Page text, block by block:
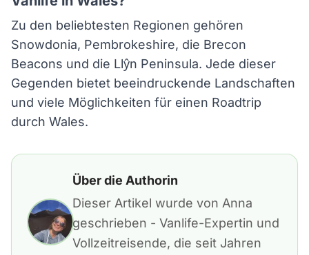
Zu den beliebtesten Regionen gehören
Snowdonia, Pembrokeshire, die Brecon
Beacons und die Llŷn Peninsula. Jede dieser
Gegenden bietet beeindruckende Landschaften
und viele Möglichkeiten für einen Roadtrip
durch Wales.
Über die Authorin
Dieser Artikel wurde von Anna
geschrieben - Vanlife-Expertin und
Vollzeitreisende, die seit Jahren